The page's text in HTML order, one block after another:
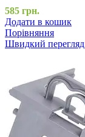
585 грн.
Додати в кошик
Порівняння
Швидкий перегляд